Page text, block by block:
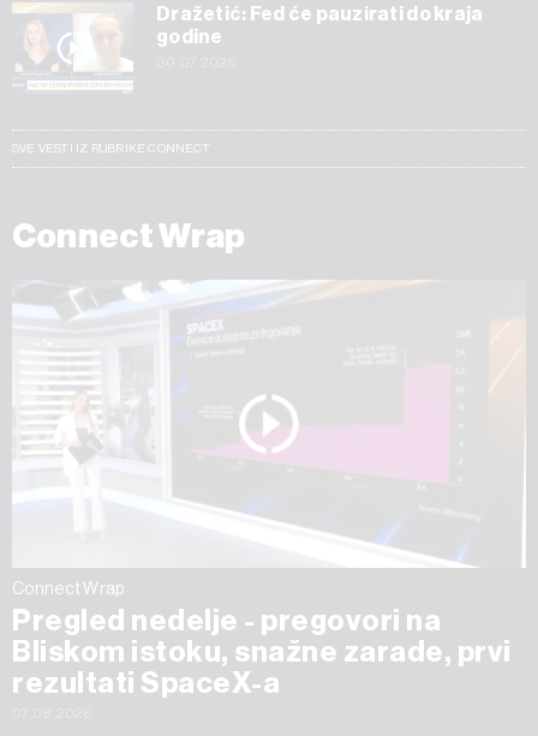
Dražetić: Fed će pauzirati do kraja
godine
SVE VESTI IZ RUBRIKE CONNECT
Connect Wrap
Connect Wrap
Pregled nedelje - pregovori na
Bliskom istoku, snažne zarade, prvi
rezultati SpaceX-a